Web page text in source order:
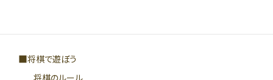
将棋で遊ぼう
将棋のルール